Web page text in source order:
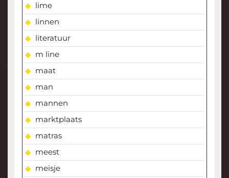
lime
linnen
literatuur
m line
maat
man
mannen
marktplaats
matras
meest
meisje